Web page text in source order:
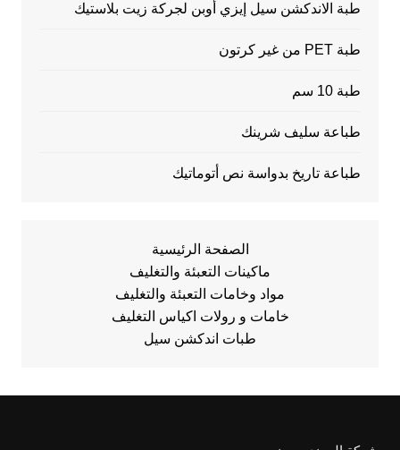
طبة الاندكشن سيل إيزي أوبن لجركة زيت بلاستيك
طبة PET من غير كرتون
طبة 10 سم
طباعة سليف شرينك
طباعة تاريخ بدواسة نص أتوماتيك
الصفحة الرئيسية
ماكينات التعبئة والتغليف
مواد وخامات التعبئة والتغليف
خامات و رولات اكياس التغليف
طبات اندكشن سيل